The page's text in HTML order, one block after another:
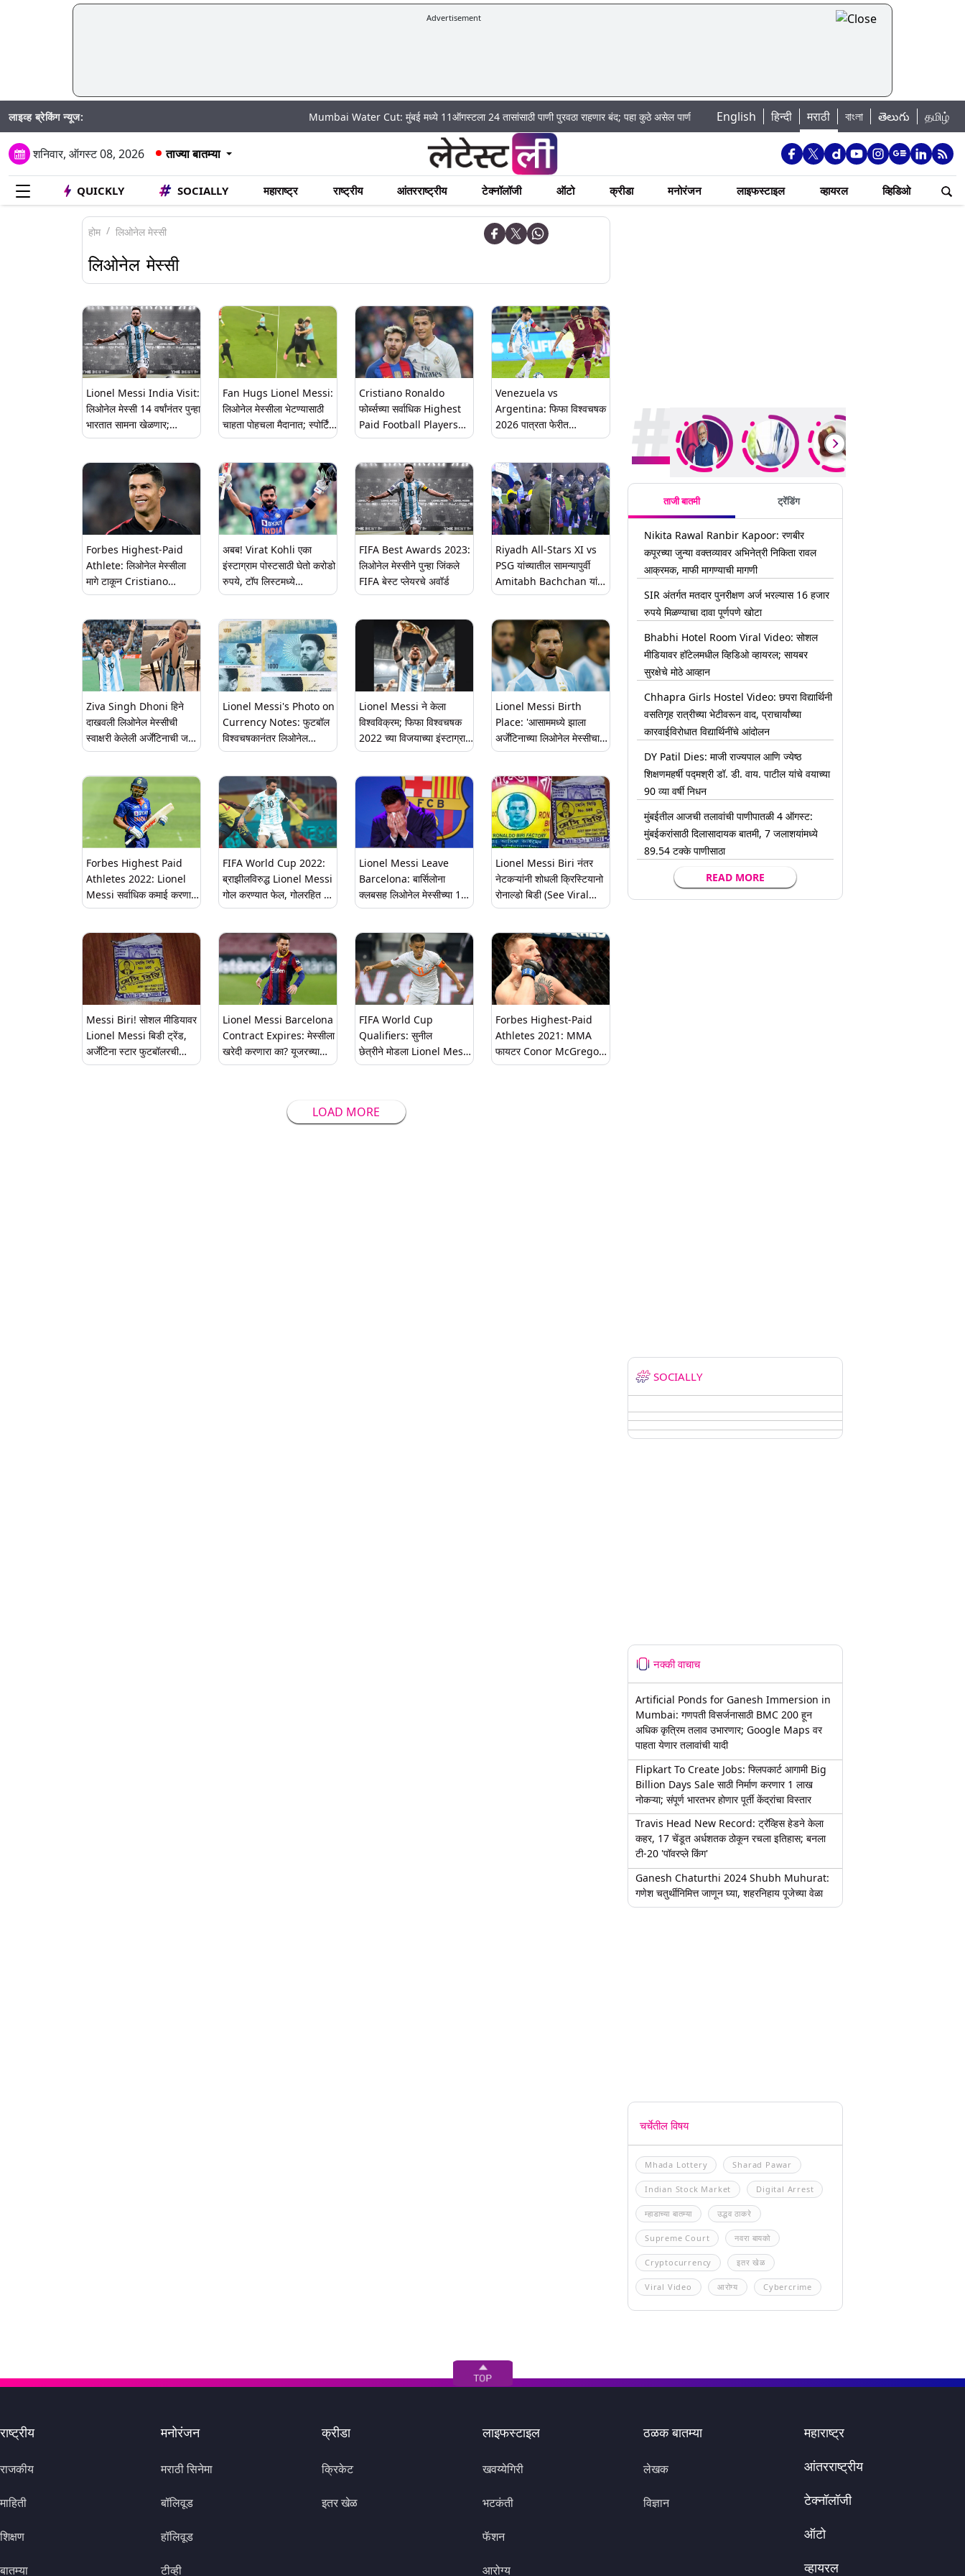
Advertisement
लाइव्ह ब्रेकिंग न्यूज: Mumbai Water Cut: मुंबई मध्ये 11ऑगस्टला 24 तासांसाठी पाणी पुरवठा राहणार बंद; पहा कुठे असेल पाणी बंद| Madhur Satta Matka: मधूर सट्टा मटका बद्दल काही गोष्टी घ्या जाणून !
English हिन्दी मराठी বাংলা తెలుగు தமிழ்
शनिवार, ऑगस्ट 08, 2026 ताज्या बातम्या
QUICKLY SOCIALLY महाराष्ट्र राष्ट्रीय आंतरराष्ट्रीय टेक्नॉलॉजी ऑटो क्रीडा मनोरंजन लाइफस्टाइल व्हायरल व्हिडिओ
होम लिओनेल मेस्सी
लिओनेल मेस्सी
Lionel Messi India Visit:
लिओनेल मेस्सी 14 वर्षांनंतर पुन्हा
भारतात सामना खेळणार;
वेळापत्रकानुसार 'या' तारखेला
Fan Hugs Lionel Messi:
लिओनेल मेस्सीला भेटण्यासाठी
चाहता पोहचला मैदानात; स्पोर्टिंग
सॅन मिगुएलिटो विरुद्ध इंटर मियामी
घटना (Watch Video)
Cristiano Ronaldo
फोर्ब्सच्या सर्वाधिक Highest
Paid Football Players
2024 यादीत अव्वल; दुसऱ्या
Messi पेक्षा दुप्पट कमाई
Venezuela vs
Argentina: फिफा विश्वचषक
2026 पात्रता फेरीत
व्हेनेझुएलाने लिओनेल मेस्सीच्या
रोखले
Forbes Highest-Paid
Athlete: लिओनेल मेस्सीला
मागे टाकून Cristiano
Ronaldo चौथ्यांदा बनला
Forbes ने जारी केली यादी
अबब! Virat Kohli एका
इंस्टाग्राम पोस्टसाठी घेतो करोडो
रुपये, टॉप लिस्टमध्ये
Cristiano Ronaldo ही
FIFA Best Awards 2023:
लिओनेल मेस्सीने पुन्हा जिंकले
FIFA बेस्ट प्लेयरचे अवॉर्ड
Riyadh All-Stars XI vs
PSG यांच्यातील सामन्यापुर्वी
Amitabh Bachchan यांनी
Lionel Messi आणि
घेतली भेट, पहा फोटो
Ziva Singh Dhoni हिने
दाखवली लिओनेल मेस्सीची
स्वाक्षरी केलेली अर्जेंटिनाची जर्सी;
पाहा सुंदर फोटो
Lionel Messi's Photo on
Currency Notes: फुटबॉल
विश्वचषकानंतर लिओनेल
मेस्सीचा मोठा सन्मान; चलनी
फोटो- Reports
Lionel Messi ने केला
विश्वविक्रम; फिफा विश्वचषक
2022 च्या विजयाच्या इंस्टाग्राम
पोस्टला मिळाले इतिहासातील
Viral Post)
Lionel Messi Birth
Place: 'आसाममध्ये झाला
अर्जेंटिनाच्या लिओनेल मेस्सीचा
जन्म'; काँग्रेस खासदार Abdul
Forbes Highest Paid
Athletes 2022: Lionel
Messi सर्वाधिक कमाई करणारा
खेळाडू; विराट कोहली टॉप-100
किती कमावले जाणून घ्या
FIFA World Cup 2022:
ब्राझीलविरुद्ध Lionel Messi
गोल करण्यात फेल, गोलरहित ड्रॉ
खेळून अर्जेंटिनाला विश्वचषकाचे
Lionel Messi Leave
Barcelona: बार्सिलोना
क्लबसह लिओनेल मेस्सीच्या 18
वर्षांच्या प्रवासावर ब्रेक, विदाई
अश्रू अनावर
Lionel Messi Biri नंतर
नेटकऱ्यांनी शोधली क्रिस्टियानो
रोनाल्डो बिडी (See Viral
Photo)
Messi Biri! सोशल मीडियावर
Lionel Messi बिडी ट्रेंड,
अर्जेंटिना स्टार फुटबॉलरची
भारतातील पहिली अ‍ॅड म्हणून
Lionel Messi Barcelona
Contract Expires: मेस्सीला
खरेदी करणारा का? यूजरच्या
प्रश्नावर राजस्थान रॉयल्सने
FIFA World Cup
Qualifiers: सुनील
छेत्रीने मोडला Lionel Messi
याचा रेकॉर्ड, सर्वाधिक गोल
Forbes Highest-Paid
Athletes 2021: MMA
फायटर Conor McGregor
सर्वाधिक कमाई करणारा खेळाडू,
LOAD MORE
ताजी बातमी ट्रेंडिंग
Nikita Rawal Ranbir Kapoor: रणबीर
कपूरच्या जुन्या वक्तव्यावर अभिनेत्री निकिता रावल
आक्रमक, माफी मागण्याची मागणी
SIR अंतर्गत मतदार पुनरीक्षण अर्ज भरल्यास 16 हजार
रुपये मिळण्याचा दावा पूर्णपणे खोटा
Bhabhi Hotel Room Viral Video: सोशल
मीडियावर हॉटेलमधील व्हिडिओ व्हायरल; सायबर
सुरक्षेचे मोठे आव्हान
Chhapra Girls Hostel Video: छपरा विद्यार्थिनी
वसतिगृह रात्रीच्या भेटीवरून वाद, प्राचार्यांच्या
कारवाईविरोधात विद्यार्थिनींचे आंदोलन
DY Patil Dies: माजी राज्यपाल आणि ज्येष्ठ
शिक्षणमहर्षी पद्मश्री डॉ. डी. वाय. पाटील यांचे वयाच्या
90 व्या वर्षी निधन
मुंबईतील आजची तलावांची पाणीपातळी 4 ऑगस्ट:
मुंबईकरांसाठी दिलासादायक बातमी, 7 जलाशयांमध्ये
89.54 टक्के पाणीसाठा
READ MORE
SOCIALLY
नक्की वाचाच
Artificial Ponds for Ganesh Immersion in
Mumbai: गणपती विसर्जनासाठी BMC 200 हून
अधिक कृत्रिम तलाव उभारणार; Google Maps वर
पाहता येणार तलावांची यादी
Flipkart To Create Jobs: फ्लिपकार्ट आगामी Big
Billion Days Sale साठी निर्माण करणार 1 लाख
नोकऱ्या; संपूर्ण भारतभर होणार पूर्ती केंद्रांचा विस्तार
Travis Head New Record: ट्रॅव्हिस हेडने केला
कहर, 17 चेंडूत अर्धशतक ठोकून रचला इतिहास; बनला
टी-20 'पॉवरप्ले किंग'
Ganesh Chaturthi 2024 Shubh Muhurat:
गणेश चतुर्थीनिमित्त जाणून घ्या, शहरनिहाय पूजेच्या वेळा
चर्चेतील विषय
Mhada Lottery Sharad Pawar
Indian Stock Market Digital Arrest
म्हाडाच्या बातम्या उद्धव ठाकरे
Supreme Court नवरा बायको
Cryptocurrency इतर खेळ
Viral Video आरोग्य Cybercrime
राष्ट्रीय
राजकीय
माहिती
शिक्षण
बातम्या
मनोरंजन
मराठी सिनेमा
बॉलिवूड
हॉलिवूड
टीव्ही
क्रीडा
क्रिकेट
इतर खेळ
लाइफस्टाइल
खवय्येगिरी
भटकंती
फॅशन
आरोग्य
ठळक बातम्या
लेखक
विज्ञान
महाराष्ट्र
आंतरराष्ट्रीय
टेक्नॉलॉजी
ऑटो
व्हायरल